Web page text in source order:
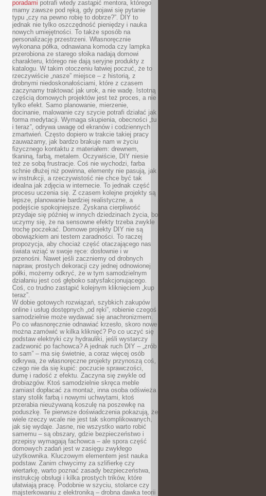
poradami potrafi wtedy zastąpić mentora, którego
mamy zawsze pod ręką, gdy pojawi się pytanie
typu „czy na pewno robię to dobrze?”. DIY to
jednak nie tylko oszczędność pieniędzy i nauka
nowych umiejętności. To także sposób na
personalizację przestrzeni. Własnoręcznie
wykonana półka, odnawiana komoda czy lampka
przerobiona ze starego słoika nadają domowi
charakteru, którego nie dają seryjne produkty z
katalogu. W takim otoczeniu łatwiej poczuć, że to
rzeczywiście „nasze” miejsce – z historią, z
drobnymi niedoskonałościami, które z czasem
zaczynamy traktować jak urok, a nie wadę. Istotną
częścią domowych projektów jest też proces, a nie
tylko efekt. Samo planowanie, mierzenie,
docinanie, malowanie czy szycie potrafi działać jak
forma medytacji. Wymaga skupienia, obecności „tu
i teraz”, odrywa uwagę od ekranów i codziennych
zmartwień. Często dopiero w trakcie takiej pracy
zauważamy, jak bardzo brakuje nam w życiu
fizycznego kontaktu z materiałem: drewnem,
tkaniną, farbą, metalem. Oczywiście, DIY niesie
też ze sobą frustracje. Coś nie wychodzi, farba
schnie dłużej niż powinna, elementy nie pasują, jak
w instrukcji, a rzeczywistość nie chce być tak
idealna jak zdjęcia w internecie. To jednak część
procesu uczenia się. Z czasem kolejne projekty są
lepsze, planowanie bardziej realistyczne, a
podejście spokojniejsze. Zyskana cierpliwość
przydaje się później w innych dziedzinach życia, bo
uczymy się, że na sensowne efekty trzeba zwykle
trochę poczekać. Domowe projekty DIY nie są
obowiązkiem ani testem zaradności. To raczej
propozycja, aby chociaż część otaczającego nas
świata wziąć w swoje ręce: dosłownie i w
przenośni. Nawet jeśli zaczniemy od drobnych
napraw, prostych dekoracji czy jednej odnowionej
półki, możemy odkryć, że w tym samodzielnym
działaniu jest coś głęboko satysfakcjonującego.
Coś, co trudno zastąpić kolejnym kliknięciem „kup
teraz”.
W dobie gotowych rozwiązań, szybkich zakupów
online i usług dostępnych „od ręki”, robienie czegoś
samodzielnie może wydawać się anachronizmem.
Po co własnoręcznie odnawiać krzesło, skoro nowe
można zamówić w kilka kliknięć? Po co uczyć się
podstaw elektryki czy hydrauliki, jeśli wystarczy
zadzwonić po fachowca? A jednak ruch DIY – „zrób
to sam” – ma się świetnie, a coraz więcej osób
odkrywa, że własnoręczne projekty przynoszą coś,
czego nie da się kupić: poczucie sprawczości,
dumę i radość z efektu. Zaczyna się zwykle od
drobiazgów. Ktoś samodzielnie skręca meble
zamiast dopłacać za montaż, inna osoba odświeża
stary stolik farbą i nowymi uchwytami, ktoś
przerabia nieużywaną koszulę na poszewkę na
poduszkę. Te pierwsze doświadczenia pokazują, że
wiele rzeczy wcale nie jest tak skomplikowanych,
jak się wydaje. Jasne, nie wszystko warto robić
samemu – są obszary, gdzie bezpieczeństwo i
przepisy wymagają fachowca – ale spora część
domowych zadań jest w zasięgu zwykłego
użytkownika. Kluczowym elementem jest nauka
podstaw. Zanim chwycimy za szlifierkę czy
wiertarkę, warto poznać zasady bezpieczeństwa,
instrukcję obsługi i kilka prostych trików, które
ułatwiają pracę. Podobnie w szyciu, stolarce czy
majsterkowaniu z elektroniką – drobna dawka teorii